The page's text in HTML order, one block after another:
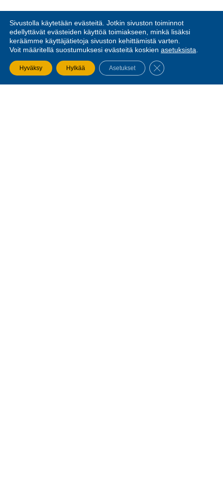
Sivustolla käytetään evästeitä. Jotkin sivuston toiminnot
edellyttävät evästeiden käyttöä toimiakseen, minkä lisäksi
keräämme käyttäjätietoja sivuston kehittämistä varten.
Voit määritellä suostumuksesi evästeitä koskien asetuksista
Hyväksy Hylkää Asetukset SULJE